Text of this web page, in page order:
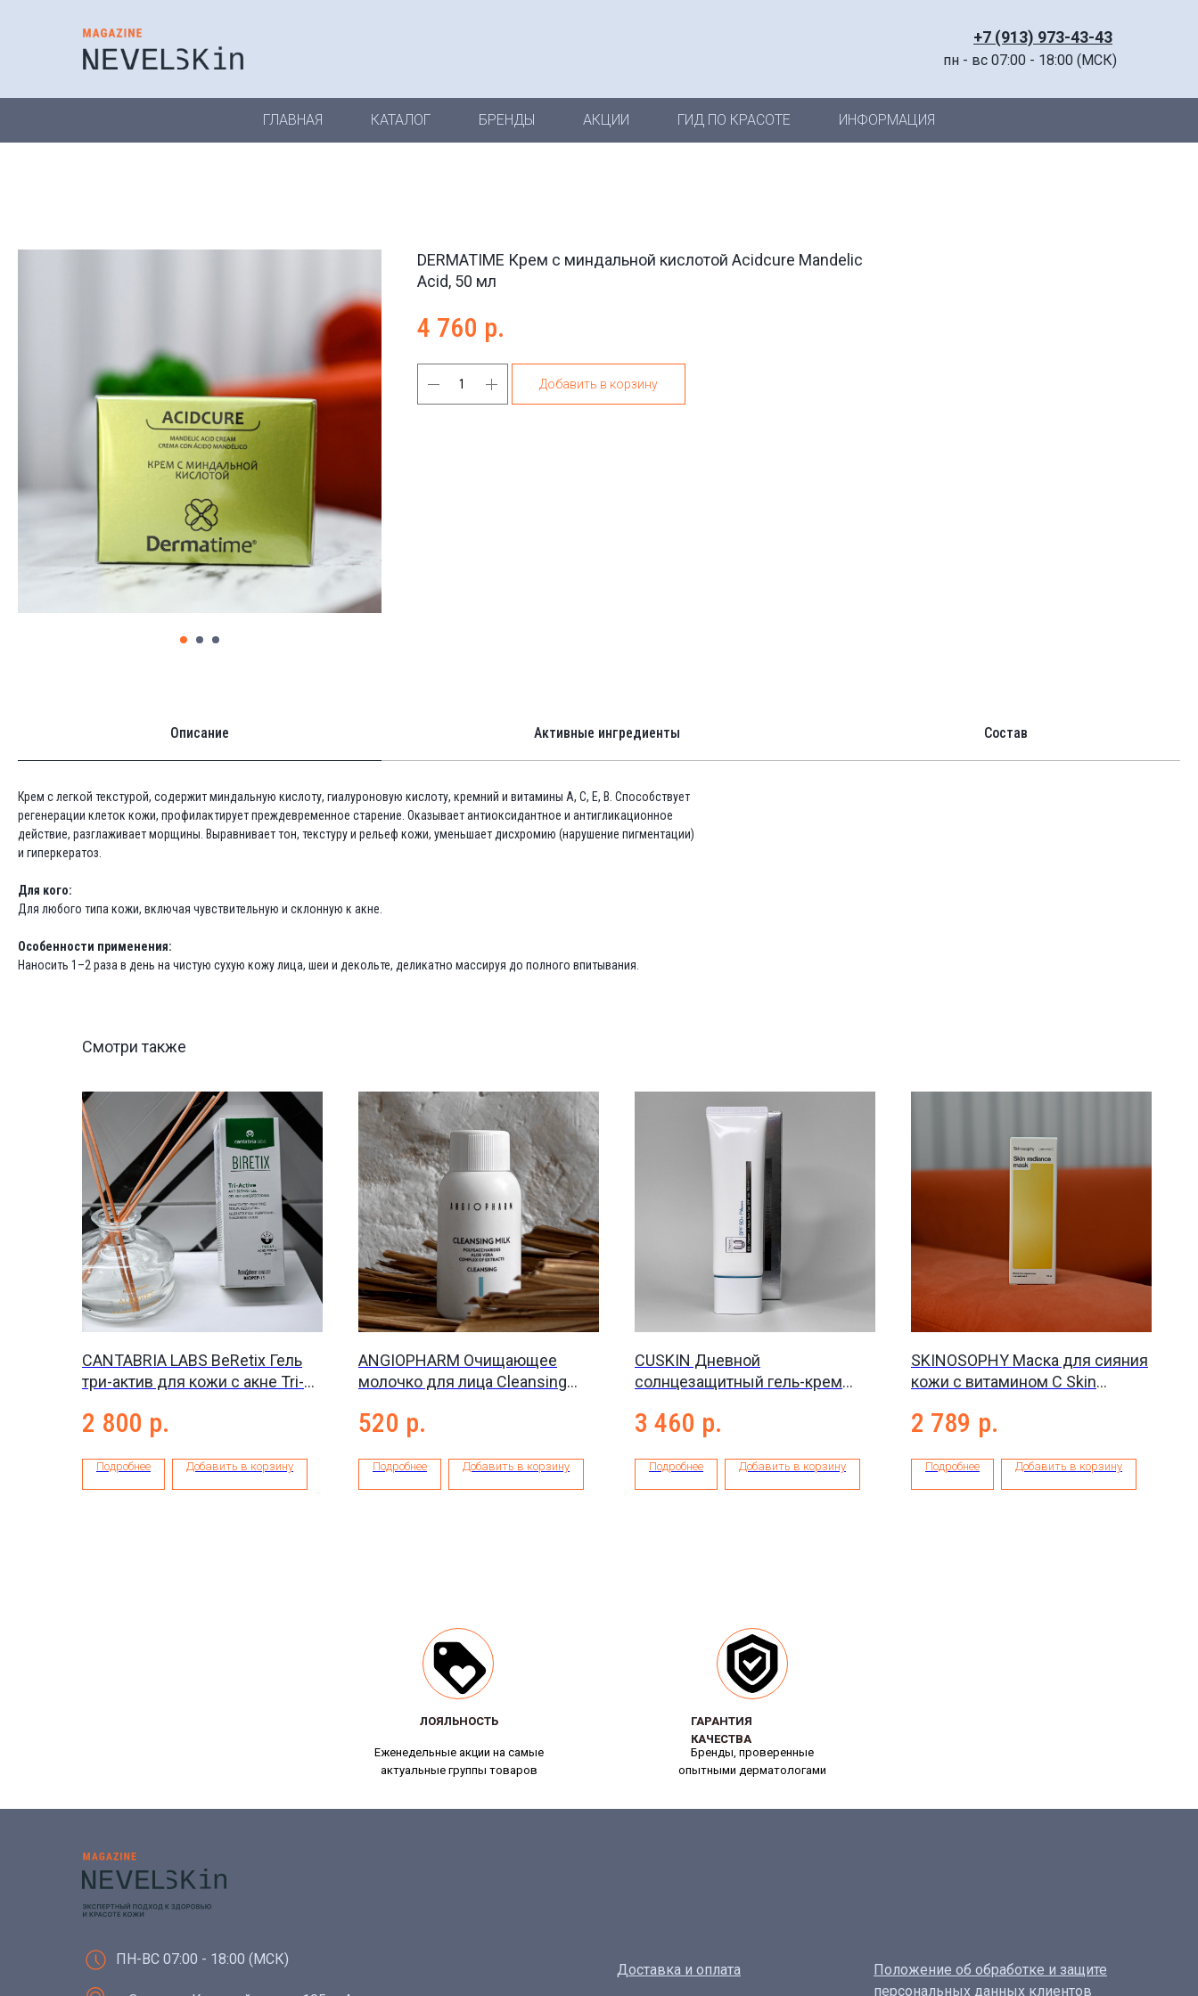
+7 (913) 973-43-43
пн - вс 07:00 - 18:00 (МСК)
ГЛАВНАЯ КАТАЛОГ БРЕНДЫ АКЦИИ ГИД ПО КРАСОТЕ ИНФОРМАЦИЯ
DERMATIME Крем с миндальной кислотой Acidcure Mandelic
Acid, 50 мл
4 760 р.
Добавить в корзину
Описание Активные ингредиенты Состав
Крем с легкой текстурой, содержит миндальную кислоту, гиалуроновую кислоту, кремний и витамины А, С, Е, В. Способствует
регенерации клеток кожи, профилактирует преждевременное старение. Оказывает антиоксидантное и антигликационное
действие, разглаживает морщины. Выравнивает тон, текстуру и рельеф кожи, уменьшает дисхромию (нарушение пигментации)
и гиперкератоз.
Для кого:
Для любого типа кожи, включая чувствительную и склонную к акне.
Особенности применения:
Наносить 1–2 раза в день на чистую сухую кожу лица, шеи и декольте, деликатно массируя до полного впитывания.
Смотри также
CANTABRIA LABS BeRetix Гель
три-актив для кожи с акне Tri-
2 800 р.
Подробнее Добавить в корзину
ANGIOPHARM Очищающее
молочко для лица Cleansing
520 р.
Подробнее Добавить в корзину
CUSKIN Дневной
солнцезащитный гель-крем
50+/PA+++, 50 мл
3 460 р.
Подробнее Добавить в корзину
SKINOSOPHY Маска для сияния
кожи с витамином С Skin
2 789 р.
Подробнее Добавить в корзину
Еженедельные акции на самые
актуальные группы товаров
ЛОЯЛЬНОСТЬ
ЛОЯЛЬНОСТЬ
Бренды, проверенные
опытными дерматологами
ГАРАНТИЯ
КАЧЕСТВА
ГАРАНТИЯ
КАЧЕСТВА
Положение об обработке и защите
персональных данных клиентов
Доставка и оплата
ПН-ВС 07:00 - 18:00 (МСК)